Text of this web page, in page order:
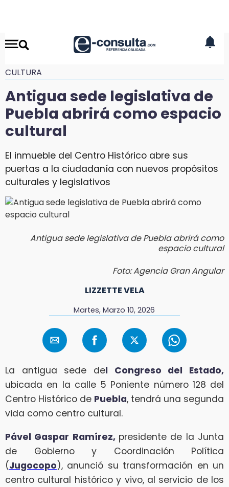
CULTURA
Antigua sede legislativa de
Puebla abrirá como espacio
cultural
El inmueble del Centro Histórico abre sus
puertas a la ciudadanía con nuevos propósitos
culturales y legislativos
Antigua sede legislativa de Puebla abrirá como
espacio cultural
Foto: Agencia Gran Angular
LIZZETTE VELA
Martes, Marzo 10, 2026
La antigua sede del Congreso del Estado,
ubicada en la calle 5 Poniente número 128 del
Centro Histórico de Puebla, tendrá una segunda
vida como centro cultural.
Pável Gaspar Ramírez, presidente de la Junta
de Gobierno y Coordinación Política
(Jugocopo), anunció su transformación en un
centro cultural histórico y vivo, al servicio de los